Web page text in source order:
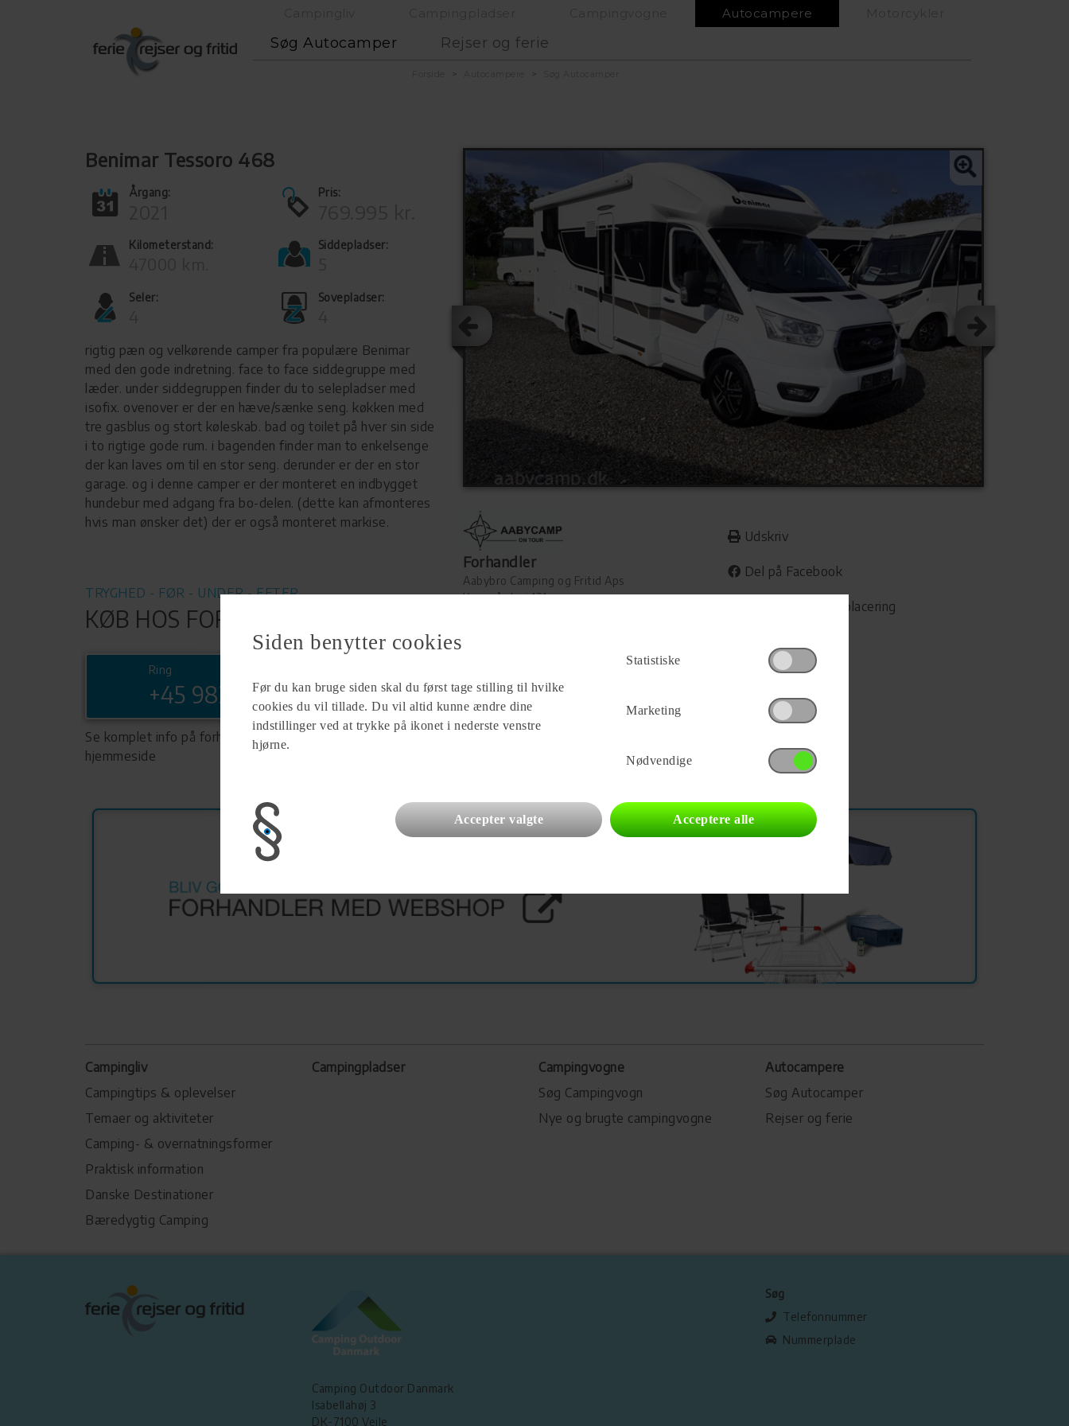
Autocampere
Søg Autocamper Rejser og ferie
Benimar Tessoro 468
Årgang: Pris:
Kilometerstand: Siddepladser:
Seler: Sovepladser:
rigtig pæn og velkørende camper fra populære Benimar
med den gode indretning. face to face siddegruppe med
læder. under siddegruppen finder du to selepladser med
isofix. ovenover er der en hæve/sænke seng. køkken med
tre gasblus og stort køleskab. bad og toilet på hver sin side
i to rigtige gode rum. i bagenden finder man to enkelsenge
der kan laves om til en stor seng. derunder er der en stor
garage. og i denne camper er der monteret en indbygget
hundebur med adgang fra bo-delen. (dette kan afmonteres
hvis man ønsker det) der er også monteret markise.
TRYGHED - FØR - UNDER - EFTER
KØB HOS FORHANDLER
Ring
+45 98244800
Se komplet info på forhandlerens
hjemmeside
Forhandler
Aabybro Camping og Fritid Aps
Knøsgårdvej 121
Udskriv
Del på Facebook
Campingvognens placering
Campingliv
Campingtips & oplevelser
Temaer og aktiviteter
Camping- & overnatningsformer
Praktisk information
Danske Destinationer
Bæredygtig Camping
Campingpladser
Campingvogne
Søg Campingvogn
Nye og brugte campingvogne
Autocampere
Søg Autocamper
Rejser og ferie
Camping Outdoor Danmark
Isabellahøj 3
DK-7100 Vejle
Søg
Telefonnummer
Nummerplade
Siden benytter cookies
Før du kan bruge siden skal du først tage stilling til hvilke
cookies du vil tillade. Du vil altid kunne ændre dine
indstillinger ved at trykke på ikonet i nederste venstre
hjørne.
Statistiske
Marketing
Nødvendige
Accepter valgte Acceptere alle